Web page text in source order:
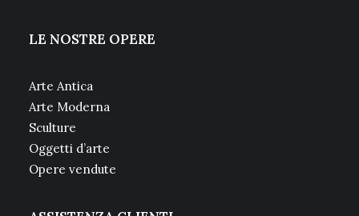
LE NOSTRE OPERE
Arte Antica
Arte Moderna
Sculture
Oggetti d’arte
Opere vendute